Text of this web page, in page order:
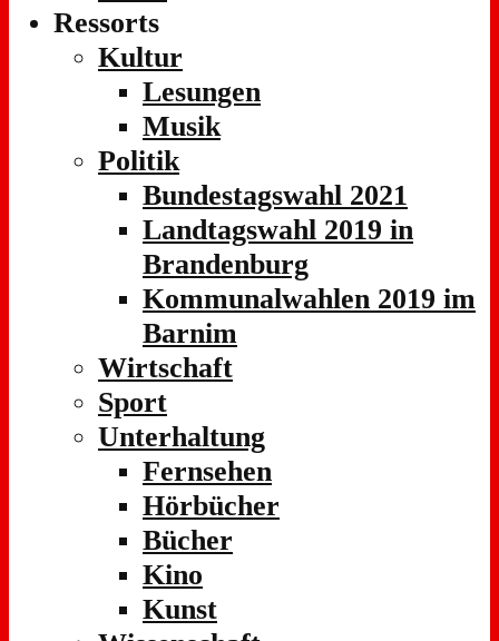
Ressorts
Kultur
Lesungen
Musik
Politik
Bundestagswahl 2021
Landtagswahl 2019 in
Brandenburg
Kommunalwahlen 2019 im
Barnim
Wirtschaft
Sport
Unterhaltung
Fernsehen
Hörbücher
Bücher
Kino
Kunst